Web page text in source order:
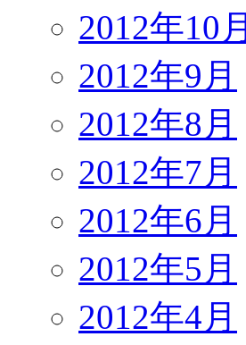
2012年10月
2012年9月
2012年8月
2012年7月
2012年6月
2012年5月
2012年4月